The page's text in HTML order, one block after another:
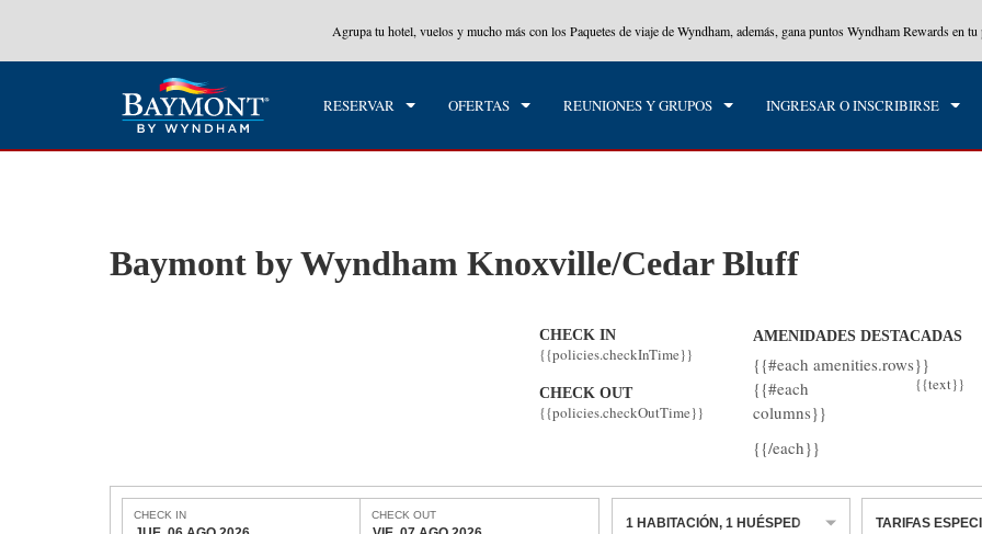
Agrupa tu hotel, vuelos y mucho más con los Paquetes de viaje de Wyndham, además, gana puntos Wyndham Rewards en
RESERVAR OFERTAS REUNIONES Y GRUPOS INGRESAR O INSCRIBIRSE
CHECK IN CHECK OUT
1 HABITACIÓN,1
Baymont by Wyndham Knoxville/Cedar Bluff
CHECK IN
{{policies.checkInTime}}
CHECK OUT
{{policies.checkOutTime}}
AMENIDADES DESTACADAS
{{#each amenities.rows}}
{{#each
columns}}
{{text}}
{{/each}}
CHECK IN CHECK OUT
1 HABITACIÓN, 1 HUÉSPED TARIFAS